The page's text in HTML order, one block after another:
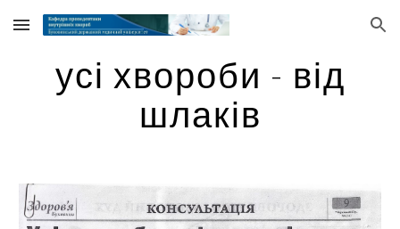
Skip to main content Skip to navigation
усі хвороби - від
шлаків